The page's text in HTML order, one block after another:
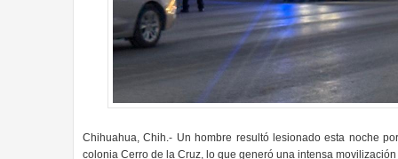
Chihuahua, Chih.- Un hombre resultó lesionado esta noche
colonia Cerro de la Cruz, lo que generó una intensa